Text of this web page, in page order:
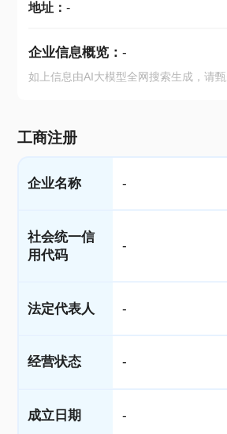
地址： -
企业信息概览： -
如上信息由AI大模型全网搜索生成，请
工商注册
企业名称 -
社会统一信
用代码
-
法定代表人 -
经营状态 -
成立日期 -